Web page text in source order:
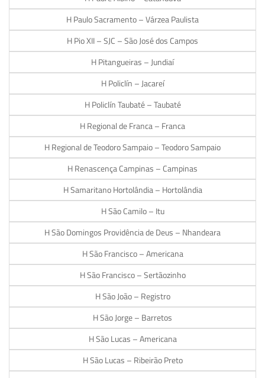
H Paulo Sacramento – Várzea Paulista
H Pio XII – SJC – São José dos Campos
H Pitangueiras – Jundiaí
H Policlín – Jacareí
H Policlín Taubaté – Taubaté
H Regional de Franca – Franca
H Regional de Teodoro Sampaio – Teodoro Sampaio
H Renascença Campinas – Campinas
H Samaritano Hortolândia – Hortolândia
H São Camilo – Itu
H São Domingos Providência de Deus – Nhandeara
H São Francisco – Americana
H São Francisco – Sertãozinho
H São João – Registro
H São Jorge – Barretos
H São Lucas – Americana
H São Lucas – Ribeirão Preto